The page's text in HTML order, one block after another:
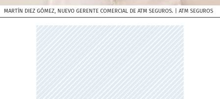
MARTÍN DIEZ GÓMEZ, NUEVO GERENTE COMERCIAL DE ATM SEGUROS. | ATM SEGUROS